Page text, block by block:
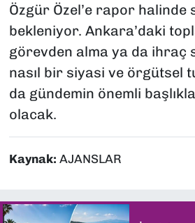
Özgür Özel’e rapor halinde
bekleniyor. Ankara’daki
görevden alma ya da ihraç
nasıl bir siyasi ve örgütsel
da gündemin önemli
olacak.
Kaynak: AJANSLAR